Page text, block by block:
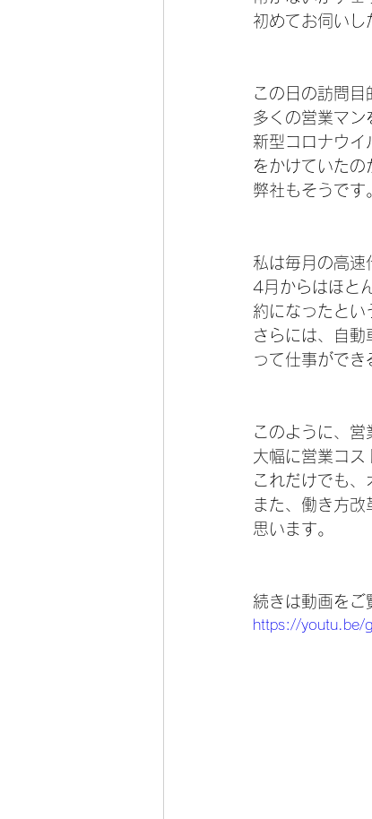
初めてお伺いし
この日の訪問目
多くの営業マン
新型コロナウイ
をかけていたの
弊社もそうです
私は毎月の高速
4月からはほと
約になったとい
さらには、自
って仕事ができ
このように、
大幅に営業コス
これだけでも、
また、働き方改
思います。
続きは動画をご
https://youtu.be/